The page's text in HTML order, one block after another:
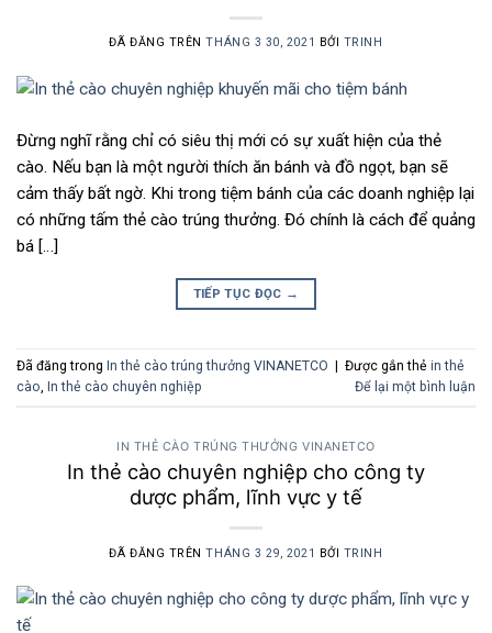
ĐÃ ĐĂNG TRÊNTHÁNG 3 30, 2021 BỞI TRINH
Đừng nghĩ rằng chỉ có siêu thị mới có sự xuất hiện của thẻ
cào. Nếu bạn là một người thích ăn bánh và đồ ngọt, bạn sẽ
cảm thấy bất ngờ. Khi trong tiệm bánh của các doanh nghiệp lại
có những tấm thẻ cào trúng thưởng. Đó chính là cách để quảng
bá […]
TIẾP TỤC ĐỌC →
Đã đăng trong In thẻ cào trúng thưởng VINANETCO Được gắn thẻ in thẻ
cào, In thẻ cào chuyên nghiệp Để lại một bình luận
IN THẺ CÀO TRÚNG THƯỞNG VINANETCO
In thẻ cào chuyên nghiệp cho công ty
dược phẩm, lĩnh vực y tế
ĐÃ ĐĂNG TRÊNTHÁNG 3 29, 2021 BỞI TRINH